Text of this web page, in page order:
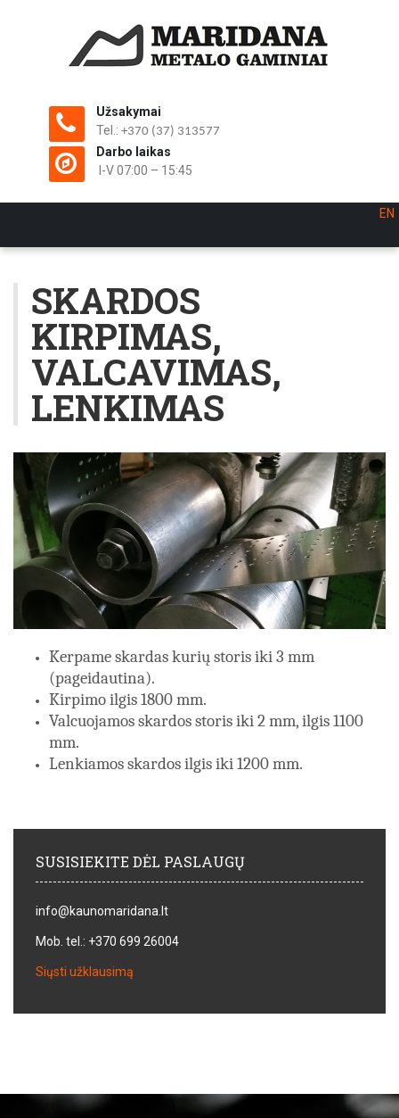
Užsakymai
Tel.: +370 (37) 313577
Darbo laikas
I-V 07:00 – 15:45
EN
SKARDOS
KIRPIMAS,
VALCAVIMAS,
LENKIMAS
Kerpame skardas kurių storis iki 3 mm
(pageidautina).
Kirpimo ilgis 1800 mm.
Valcuojamos skardos storis iki 2 mm, ilgis 1100
mm.
Lenkiamos skardos ilgis iki 1200 mm.
SUSISIEKITE DĖL PASLAUGŲ
info@kaunomaridana.lt
Mob. tel.: +370 699 26004
Siųsti užklausimą